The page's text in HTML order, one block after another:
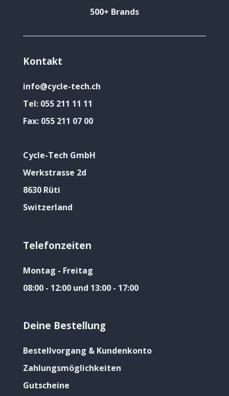
500+ Brands
Kontakt
info@cycle-tech.ch
Tel: 055 211 11 11
Fax: 055 211 07 00
Cycle-Tech GmbH
Werkstrasse 2d
8630 Rüti
Switzerland
Telefonzeiten
Montag - Freitag
08:00 - 12:00 und 13:00 - 17:00
Deine Bestellung
Bestellvorgang & Kundenkonto
Zahlungsmöglichkeiten
Gutscheine